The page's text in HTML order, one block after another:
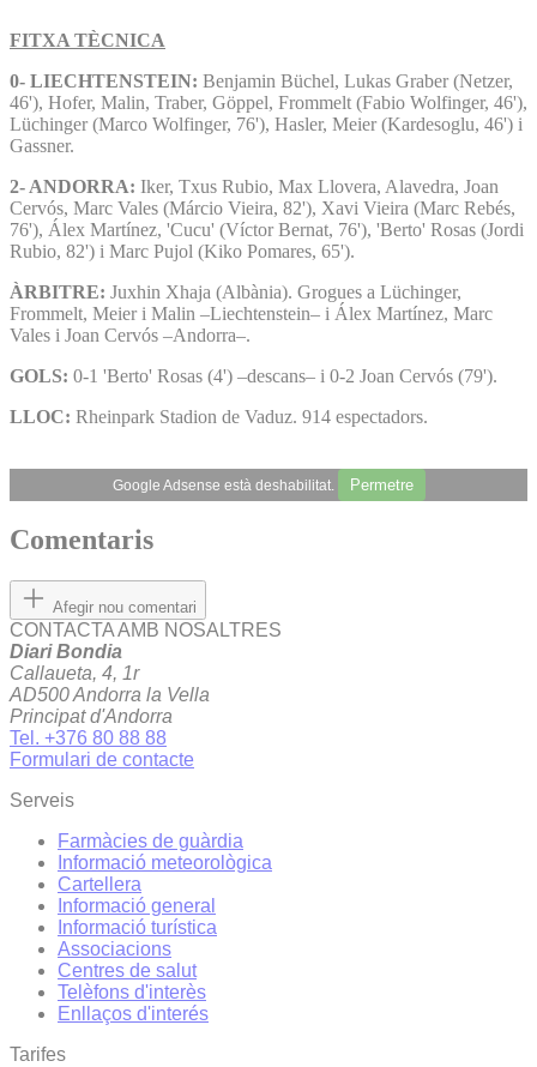
FITXA TÈCNICA
0- LIECHTENSTEIN: Benjamin Büchel, Lukas Graber (Netzer,
46'), Hofer, Malin, Traber, Göppel, Frommelt (Fabio Wolfinger, 46'),
Lüchinger (Marco Wolfinger, 76'), Hasler, Meier (Kardesoglu, 46') i
Gassner.
2- ANDORRA: Iker, Txus Rubio, Max Llovera, Alavedra, Joan
Cervós, Marc Vales (Márcio Vieira, 82'), Xavi Vieira (Marc Rebés,
76'), Álex Martínez, 'Cucu' (Víctor Bernat, 76'), 'Berto' Rosas (Jordi
Rubio, 82') i Marc Pujol (Kiko Pomares, 65').
ÀRBITRE: Juxhin Xhaja (Albània). Grogues a Lüchinger,
Frommelt, Meier i Malin –Liechtenstein– i Álex Martínez, Marc
Vales i Joan Cervós –Andorra–.
GOLS: 0-1 'Berto' Rosas (4') –descans– i 0-2 Joan Cervós (79').
LLOC: Rheinpark Stadion de Vaduz. 914 espectadors.
Google Adsense està deshabilitat. Permetre
Comentaris
Afegir nou comentari
CONTACTA AMB NOSALTRES
Diari Bondia
Callaueta, 4, 1r
AD500 Andorra la Vella
Principat d'Andorra
Tel. +376 80 88 88
Formulari de contacte
Serveis
Farmàcies de guàrdia
Informació meteorològica
Cartellera
Informació general
Informació turística
Associacions
Centres de salut
Telèfons d'interès
Enllaços d'interés
Tarifes